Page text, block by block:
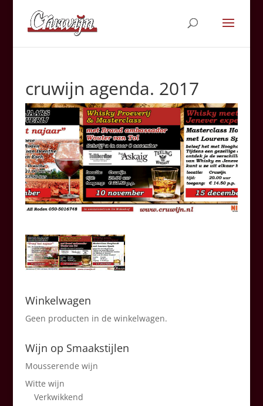
cruwijn agenda. 2017
Winkelwagen
Geen producten in de winkelwagen.
Wijn op Smaakstijlen
Mousserende wijn
Witte wijn
Verkwikkend